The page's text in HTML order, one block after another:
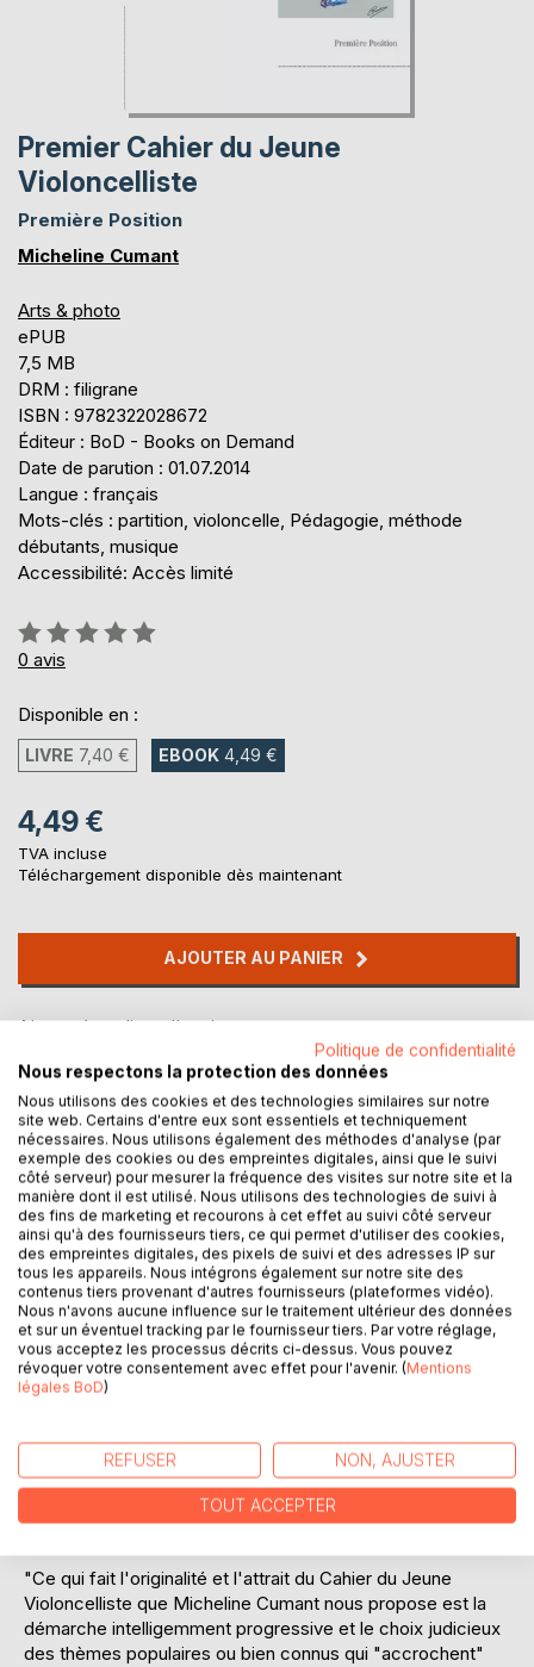
Premier Cahier du Jeune
Violoncelliste
Première Position
Micheline Cumant
Arts & photo
ePUB
7,5 MB
DRM : filigrane
ISBN : 9782322028672
Éditeur : BoD - Books on Demand
Date de parution : 01.07.2014
Langue : français
Mots-clés : partition, violoncelle, Pédagogie, méthode
débutants, musique
Accessibilité: Accès limité
Évaluation:
0%
0 avis
Disponible en :
LIVRE 7,40 € EBOOK 4,49 €
4,49 €
TVA incluse
Téléchargement disponible dès maintenant
AJOUTER AU PANIER
Ajouter à ma liste d'envies
DESCRIPTION
Cette méthode est destinée aux violoncellistes débutants.
Elle comprend des séries d'exercices progressifs et de
petits morceaux tous en première position sans extensions
permettant de faire travailler aussi bien l'archet, la sonorité
que la main gauche et la justesse Les exercices sont très
et faire dès les débuts ressortir le sens musical.
Elle est suivie d'un "Second Cahier du Jeune
Violoncelliste" qui aborde les extensions en première
position.
"Ce qui fait l'originalité et l'attrait du Cahier du Jeune
Violoncelliste que Micheline Cumant nous propose est la
démarche intelligemment progressive et le choix judicieux
des thèmes populaires ou bien connus qui "accrochent"
Politique de confidentialité
Nous respectons la protection des données
Nous utilisons des cookies et des technologies similaires sur notre
site web. Certains d'entre eux sont essentiels et techniquement
nécessaires. Nous utilisons également des méthodes d'analyse (par
exemple des cookies ou des empreintes digitales, ainsi que le suivi
côté serveur) pour mesurer la fréquence des visites sur notre site et la
manière dont il est utilisé. Nous utilisons des technologies de suivi à
des fins de marketing et recourons à cet effet au suivi côté serveur
ainsi qu'à des fournisseurs tiers, ce qui permet d'utiliser des cookies,
des empreintes digitales, des pixels de suivi et des adresses IP sur
tous les appareils. Nous intégrons également sur notre site des
contenus tiers provenant d'autres fournisseurs (plateformes vidéo).
Nous n'avons aucune influence sur le traitement ultérieur des données
et sur un éventuel tracking par le fournisseur tiers. Par votre réglage,
vous acceptez les processus décrits ci-dessus. Vous pouvez
révoquer votre consentement avec effet pour l'avenir. (Mentions
légales BoD)
REFUSER NON, AJUSTER
TOUT ACCEPTER